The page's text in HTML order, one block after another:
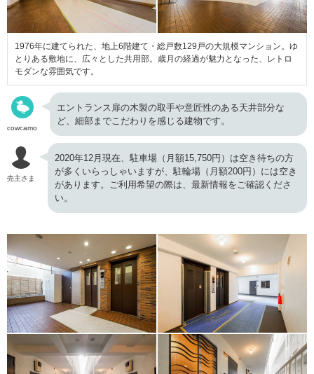
1976年に建てられた、地上6階建て・総戸数129戸の大規模マンション。ゆ
とりある敷地に、広々とした共用部。歳月の経過が魅力となった、レトロ
モダンな雰囲気です。
cowcamo
エントランス扉の木製の取手や意匠性のある天井部分な
ど、細部までこだわりを感じる建物です。
売主さま
2020年12月現在、駐車場（月額15,750円）は空き待ちの方
が多くいらっしゃいますが、駐輪場（月額200円）には空き
があります。ご利用希望の際は、最新情報をご確認くださ
い。